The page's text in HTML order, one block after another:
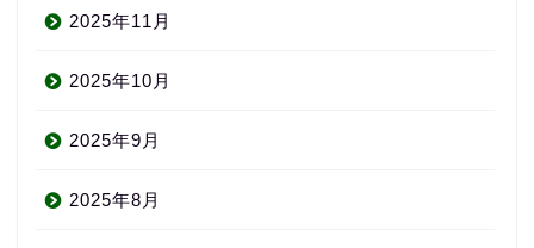
2025年11月
2025年10月
2025年9月
2025年8月